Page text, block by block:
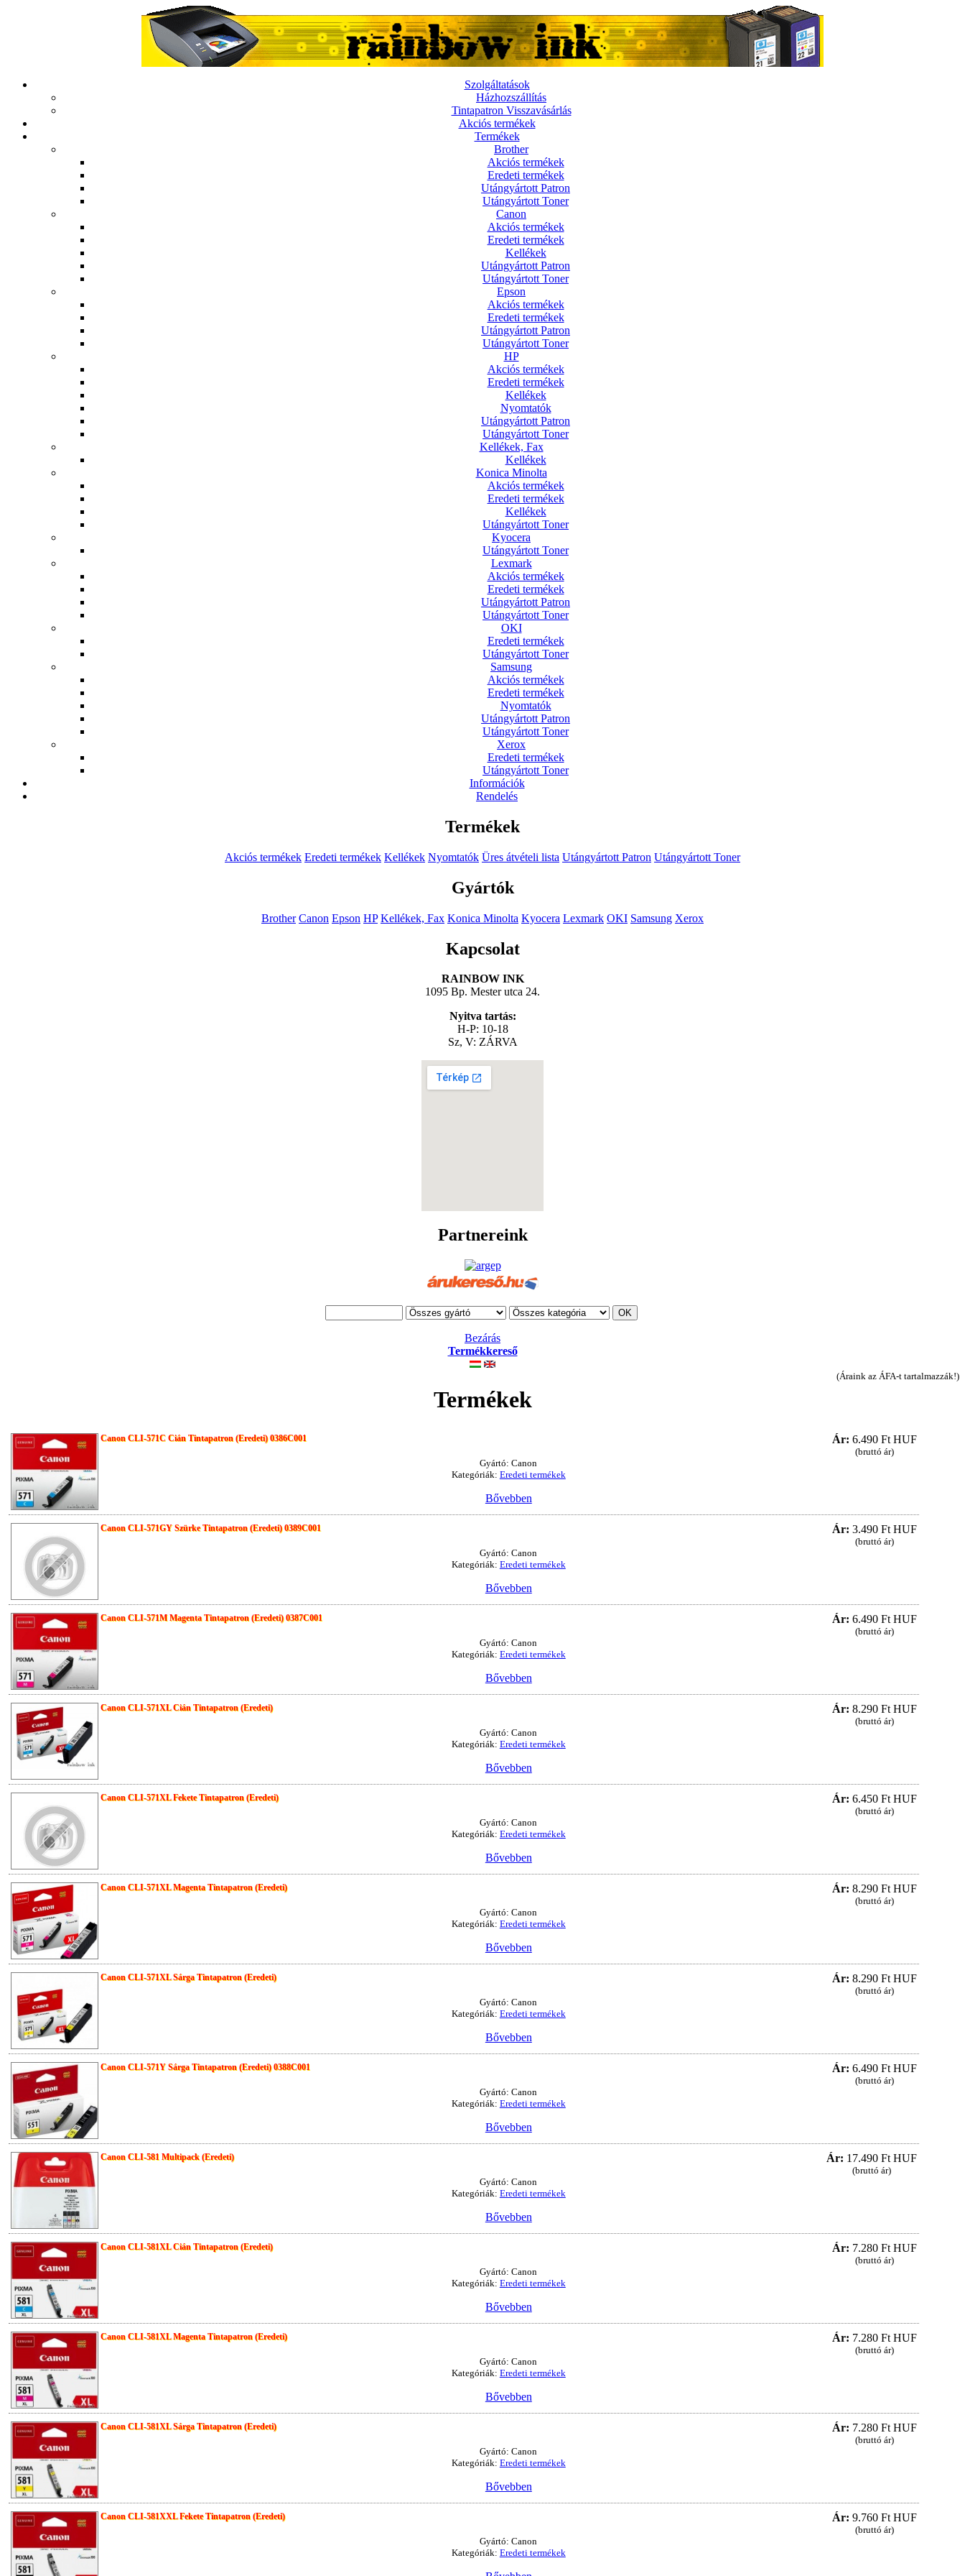
Szolgáltatások
Házhozszállítás
Tintapatron Visszavásárlás
Akciós termékek
Termékek
Brother
Akciós termékek
Eredeti termékek
Utángyártott Patron
Utángyártott Toner
Canon
Akciós termékek
Eredeti termékek
Kellékek
Utángyártott Patron
Utángyártott Toner
Epson
Akciós termékek
Eredeti termékek
Utángyártott Patron
Utángyártott Toner
HP
Akciós termékek
Eredeti termékek
Kellékek
Nyomtatók
Utángyártott Patron
Utángyártott Toner
Kellékek, Fax
Kellékek
Konica Minolta
Akciós termékek
Eredeti termékek
Kellékek
Utángyártott Toner
Kyocera
Utángyártott Toner
Lexmark
Akciós termékek
Eredeti termékek
Utángyártott Patron
Utángyártott Toner
OKI
Eredeti termékek
Utángyártott Toner
Samsung
Akciós termékek
Eredeti termékek
Nyomtatók
Utángyártott Patron
Utángyártott Toner
Xerox
Eredeti termékek
Utángyártott Toner
Információk
Rendelés
Termékek
Akciós termékek Eredeti termékek Kellékek Nyomtatók Üres átvételi lista Utángyártott Patron Utángyártott Toner
Gyártók
Brother Canon Epson HP Kellékek, Fax Konica Minolta Kyocera Lexmark OKI Samsung Xerox
Kapcsolat
RAINBOW INK
1095 Bp. Mester utca 24.
Nyitva tartás:
H-P: 10-18
Sz, V: ZÁRVA
Partnereink
Bezárás
Termékkereső
(Áraink az ÁFA-t tartalmazzák!)
Termékek
Canon CLI-571C Cián Tintapatron (Eredeti) 0386C001 Ár: 6.490 Ft HUF
(bruttó ár)
Gyártó: Canon
Kategóriák: Eredeti termékek
Bővebben
Canon CLI-571GY Szürke Tintapatron (Eredeti) 0389C001 Ár: 3.490 Ft HUF
(bruttó ár)
Gyártó: Canon
Kategóriák: Eredeti termékek
Bővebben
Canon CLI-571M Magenta Tintapatron (Eredeti) 0387C001 Ár: 6.490 Ft HUF
(bruttó ár)
Gyártó: Canon
Kategóriák: Eredeti termékek
Bővebben
Canon CLI-571XL Cián Tintapatron (Eredeti) Ár: 8.290 Ft HUF
(bruttó ár)
Gyártó: Canon
Kategóriák: Eredeti termékek
Bővebben
Canon CLI-571XL Fekete Tintapatron (Eredeti) Ár: 6.450 Ft HUF
(bruttó ár)
Gyártó: Canon
Kategóriák: Eredeti termékek
Bővebben
Canon CLI-571XL Magenta Tintapatron (Eredeti) Ár: 8.290 Ft HUF
(bruttó ár)
Gyártó: Canon
Kategóriák: Eredeti termékek
Bővebben
Canon CLI-571XL Sárga Tintapatron (Eredeti) Ár: 8.290 Ft HUF
(bruttó ár)
Gyártó: Canon
Kategóriák: Eredeti termékek
Bővebben
Canon CLI-571Y Sárga Tintapatron (Eredeti) 0388C001 Ár: 6.490 Ft HUF
(bruttó ár)
Gyártó: Canon
Kategóriák: Eredeti termékek
Bővebben
Canon CLI-581 Multipack (Eredeti) Ár: 17.490 Ft HUF
(bruttó ár)
Gyártó: Canon
Kategóriák: Eredeti termékek
Bővebben
Canon CLI-581XL Cián Tintapatron (Eredeti) Ár: 7.280 Ft HUF
(bruttó ár)
Gyártó: Canon
Kategóriák: Eredeti termékek
Bővebben
Canon CLI-581XL Magenta Tintapatron (Eredeti) Ár: 7.280 Ft HUF
(bruttó ár)
Gyártó: Canon
Kategóriák: Eredeti termékek
Bővebben
Canon CLI-581XL Sárga Tintapatron (Eredeti) Ár: 7.280 Ft HUF
(bruttó ár)
Gyártó: Canon
Kategóriák: Eredeti termékek
Bővebben
Canon CLI-581XXL Fekete Tintapatron (Eredeti) Ár: 9.760 Ft HUF
(bruttó ár)
Gyártó: Canon
Kategóriák: Eredeti termékek